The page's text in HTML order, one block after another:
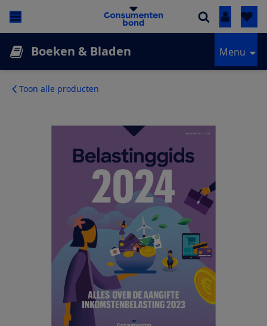
Inloggen
Boeken & Bladen Menu
Toon alle producten